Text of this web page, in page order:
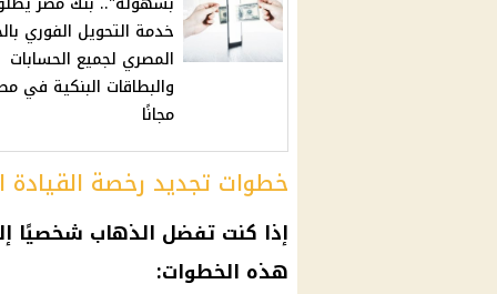
خدمة التحويل الفوري
المصري لجميع الحسابات
والبطاقات البنكية في
مجانًا
خطوات تجديد رخصة القيادة
إذا كنت تفضل الذهاب شخصيًا
هذه الخطوات: